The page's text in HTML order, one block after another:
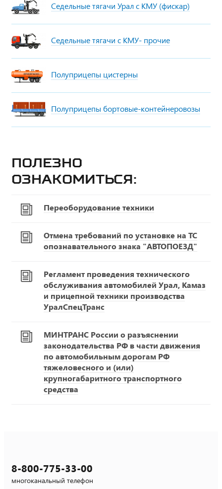
Седельные тягачи Урал с КМУ (фискар)
Седельные тягачи с КМУ- прочие
Полуприцепы цистерны
Полуприцепы бортовые-контейнеровозы
Полезно
ознакомиться:
Переоборудование техники
Отмена требований по установке на ТС
опознавательного знака "АВТОПОЕЗД"
Регламент проведения технического
обслуживания автомобилей Урал, Камаз
и прицепной техники производства
УралСпецТранс
МИНТРАНС России о разъяснении
законодательства РФ в части движения
по автомобильным дорогам РФ
тяжеловесного и (или)
крупногабаритного транспортного
средства
8-800-775-33-00
многоканальный телефон